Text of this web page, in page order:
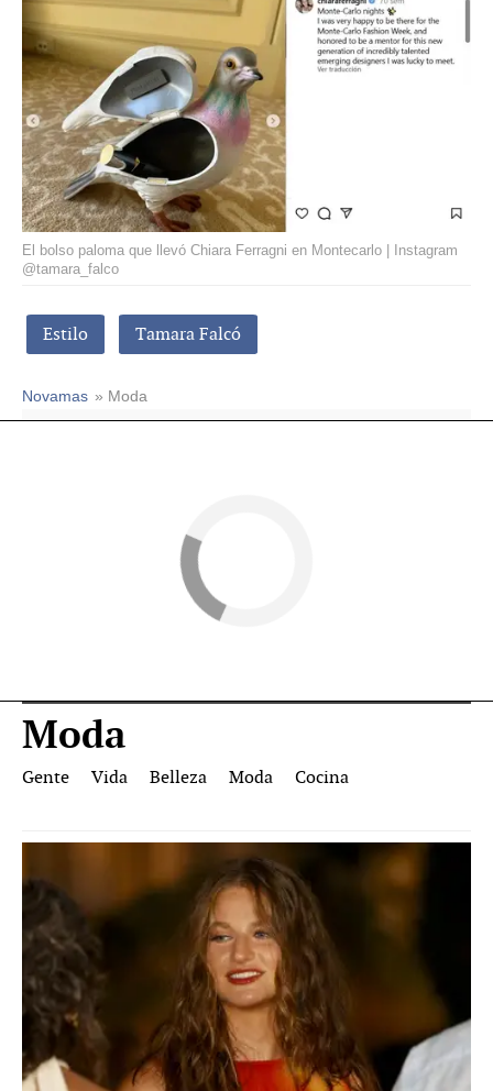
El bolso paloma que llevó Chiara Ferragni en Montecarlo | Instagram
@tamara_falco
Estilo Tamara Falcó
Novamas » Moda
Moda
Gente Vida Belleza Moda Cocina